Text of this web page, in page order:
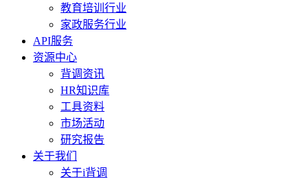
教育培训行业
家政服务行业
API服务
资源中心
背调资讯
HR知识库
工具资料
市场活动
研究报告
关于我们
关于i背调